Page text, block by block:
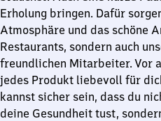
Erholung bringen. Dafür
Atmosphäre und das schöne
Restaurants, sondern auch
freundlichen Mitarbeiter. Vor
jedes Produkt liebevoll für
kannst sicher sein, dass du
deine Gesundheit tust,